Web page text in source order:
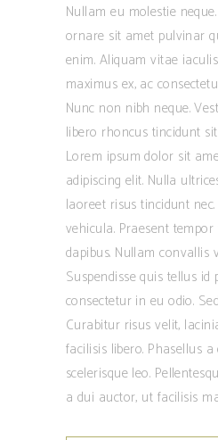
Nullam eu molestie
ornare sit amet pulvinar
enim. Aliquam vitae
maximus ex, ac
Nunc non nibh neque.
libero rhoncus tincidunt
Lorem ipsum dolor sit
adipiscing elit. Nulla
laoreet risus tincidunt
vehicula. Praesent
dapibus. Nullam convallis
Suspendisse quis tellus
consectetur in eu odio.
Curabitur risus velit,
facilisis libero. Phasellus
scelerisque leo.
a dui auctor, ut facilisis